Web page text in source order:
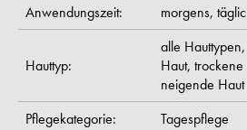
Anwendungszeit:
morgens,
Hauttyp:
alle Hauttypen,
Haut, trockene
neigende Haut
Pflegekategorie:
Tagespflege